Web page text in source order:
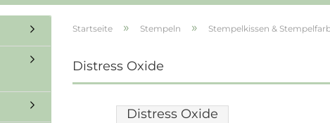
Startseite » Stempeln » Stempelkissen &
Distress Oxide
Distress Oxide